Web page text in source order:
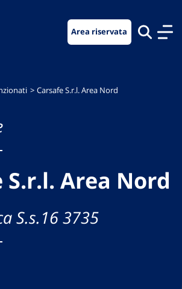
Area riservata
Carsafe S.r.l. Area Nord
S.r.l. Area Nord
S.s.16 3735